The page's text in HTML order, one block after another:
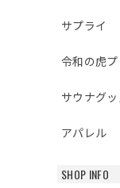
サプライ
令和の虎
サウナグ
アパレル
SHOP INFO